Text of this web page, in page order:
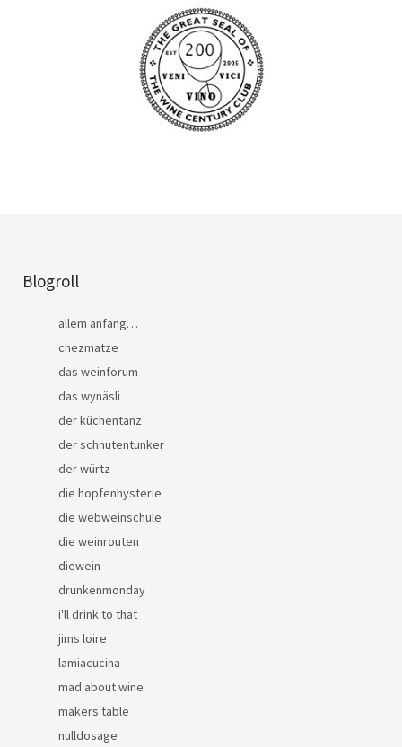
Blogroll
allem anfang…
chezmatze
das weinforum
das wynäsli
der küchentanz
der schnutentunker
der würtz
die hopfenhysterie
die webweinschule
die weinrouten
diewein
drunkenmonday
i'll drink to that
jims loire
lamiacucina
mad about wine
makers table
nulldosage